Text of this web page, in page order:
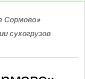
Сормово»
сухогрузов